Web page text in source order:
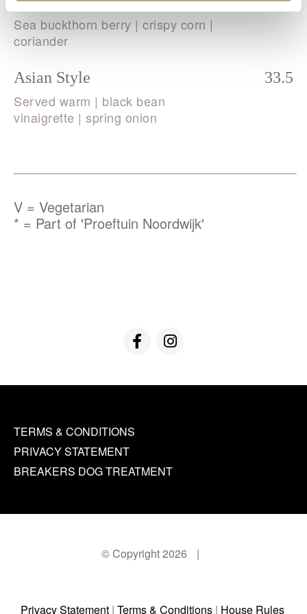
Sea buckthorn berry | crispy corn |
coriander
Asian Style
33.5
Served warm | black bean
vinaigrette | spring onion
V = Vegetarian
* = Part of 'Proeftuin Noordwijk'
TERMS & CONDITIONS
PRIVACY STATEMENT
BREAKERS DOG TREATMENT
© Copyright 2026 |
Privacy Statement| Terms & Conditions| House Rules